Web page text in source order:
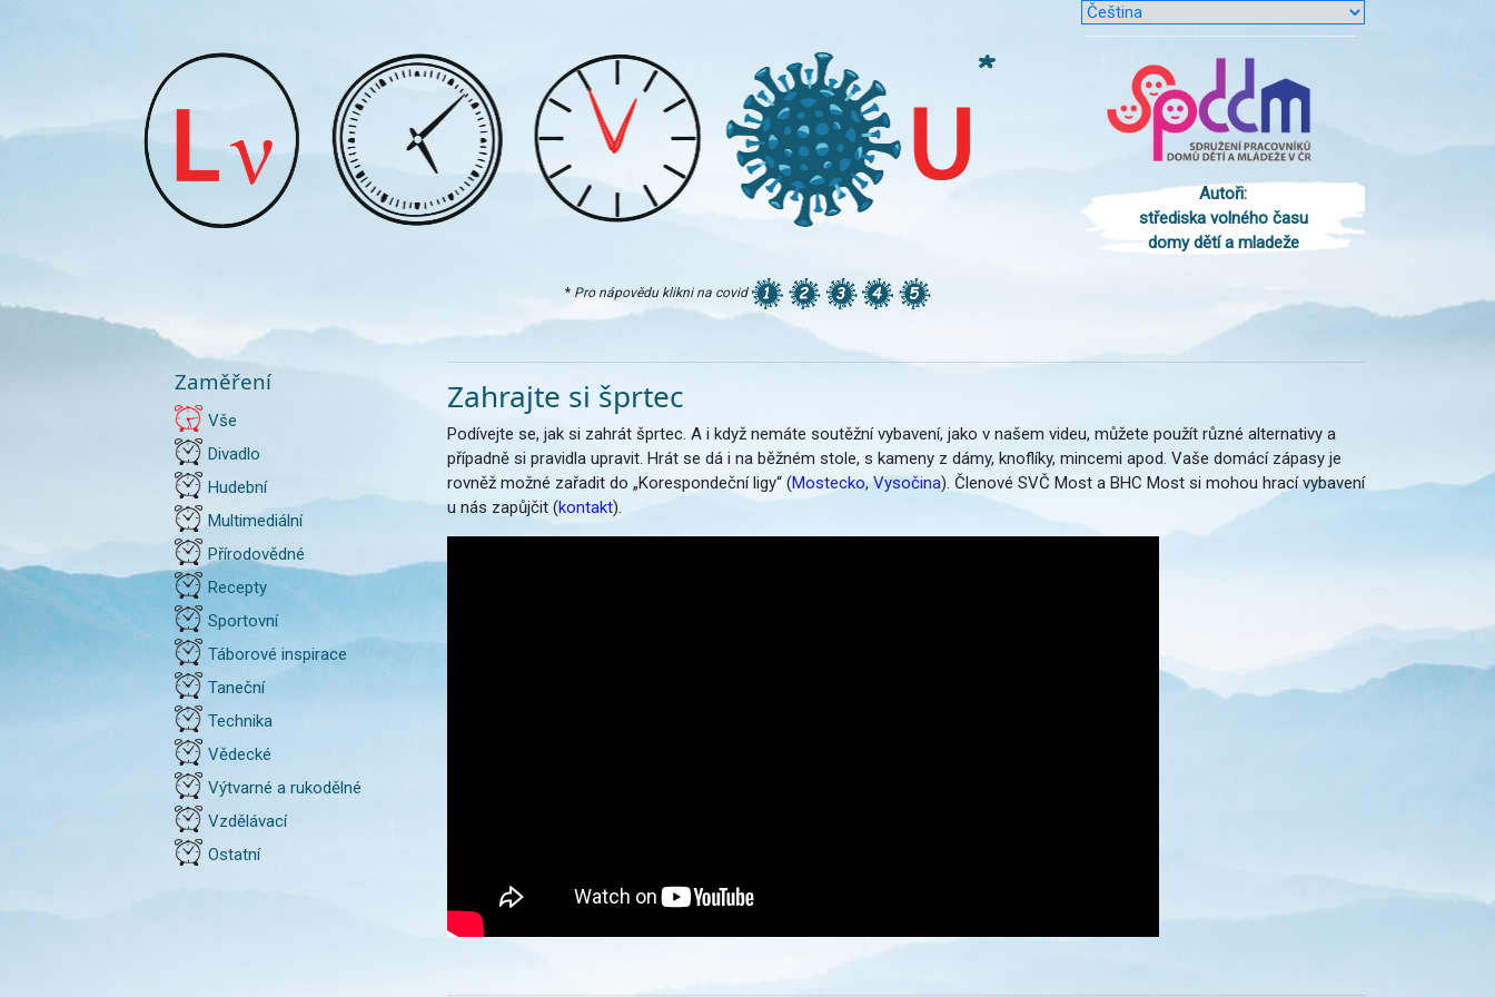
Autoři:
střediska volného času
domy dětí a mladeže
* Pro nápovědu klikni na covid
Zaměření
Vše
Divadlo
Hudební
Multimediální
Přírodovědné
Recepty
Sportovní
Táborové inspirace
Taneční
Technika
Vědecké
Výtvarné a rukodělné
Vzdělávací
Ostatní
Zahrajte si šprtec
Podívejte se, jak si zahrát šprtec. A i když nemáte soutěžní vybavení, jako v našem videu, můžete použít různé alternativy a
případně si pravidla upravit. Hrát se dá i na běžném stole, s kameny z dámy, knoflíky, mincemi apod. Vaše domácí zápasy je
rovněž možné zařadit do „Korespondeční ligy“ (Mostecko, Vysočina). Členové SVČ Most a BHC Most si mohou hrací vybavení
u nás zapůjčit (kontakt).